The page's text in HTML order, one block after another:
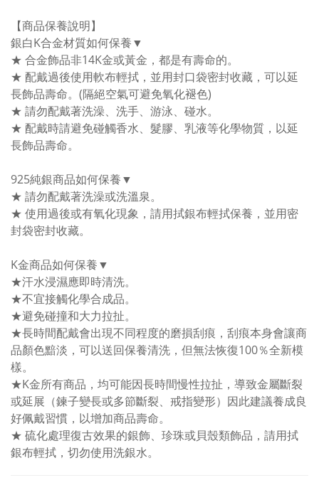
【商品保養說明】
銀白K合金材質如何保養▼
★ 合金飾品非14K金或黃金，都是有壽命的。
★ 配戴過後使用軟布輕拭，並用封口袋密封收藏，可以延
長飾品壽命。(隔絕空氣可避免氧化褪色)
★ 請勿配戴著洗澡、洗手、游泳、碰水。
★ 配戴時請避免碰觸香水、髮膠、乳液等化學物質，以延
長飾品壽命。
925純銀商品如何保養▼
★ 請勿配戴著洗澡或洗溫泉。
★ 使用過後或有氧化現象，請用拭銀布輕拭保養，並用密
封袋密封收藏。
K金商品如何保養▼
★汗水浸濕應即時清洗。
★不宜接觸化學合成品。
★避免碰撞和大力拉扯。
★長時間配戴會出現不同程度的磨損刮痕，刮痕本身會讓商
品顏色黯淡，可以送回保養清洗，但無法恢復100％全新模
樣。
★K金所有商品，均可能因長時間慢性拉扯，導致金屬斷裂
或延展（鍊子變長或多節斷裂、戒指變形）因此建議養成良
好佩戴習慣，以增加商品壽命。
★ 硫化處理復古效果的銀飾、珍珠或貝殼類飾品，請用拭
銀布輕拭，切勿使用洗銀水。